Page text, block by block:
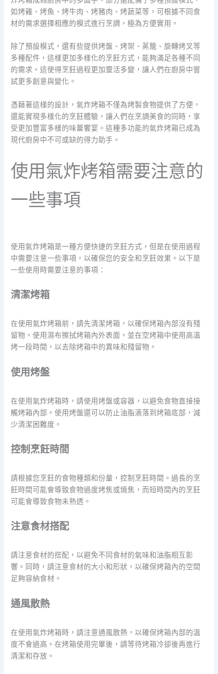
如烤雞、烤魚、烤牛肉、烤豬肉、烤蔬菜等，可根據不同食
材的需求選擇相應的模式進行烹調，極為方便實用。
除了預設模式，還有些提供烤盤、烤架、蒸籠、旋轉烤叉等
多種配件，這樣更加多樣化的烹飪方式，能夠滿足各種不同
的需求。這使得烹飪過程更加靈活多變，讓人們在廚房中嘗
試更多創意與變化。
憑藉著這樣的設計，氣炸烤箱不僅為烤製食物提供了方便，
還能實現多樣化的烹飪體驗，讓人們在烹調美食的同時，享
受更加豐富多樣的味蕾饗宴。這種多功能的氣炸烤箱已成為
現代廚房中不可或缺的得力助手。
使用氣炸烤箱需要注意的
一些事項
使用氣炸烤箱是一種方便快捷的烹飪方式，但是在使用過程
中需要注意一些事項，以確保您的安全和烹飪效果。以下是
一些使用時需要注意的事項：
清潔烤箱
在使用氣炸烤箱前，請先清潔烤箱，以確保烤箱內部沒有殘
留物。使用濕布擦拭烤箱內外表面，並在空烤箱中使用高溫
烤一段時間，以去除烤箱中的異味和殘留物。
使用烤盤
在使用氣炸烤箱時，請使用烤盤或容器，以避免食物直接接
觸烤箱內部。使用烤盤還可以防止油脂滴落到烤箱底部，減
少清潔困難度。
控制烹飪時間
請根據您烹飪的食物種類和份量，控制烹飪時間。過長的烹
飪時間可能會導致食物過度烤焦或燒焦，而短時間內的烹飪
可能會導致食物未熟透。
注意食材搭配
請注意食材的搭配，以避免不同食材的氣味和油脂相互影
響。同時，請注意食材的大小和形狀，以確保烤箱內的空間
足夠容納食材。
通風散熱
在使用氣炸烤箱時，請注意通風散熱，以確保烤箱內部的溫
度不會過高。在烤箱使用完畢後，請等待烤箱冷卻後再進行
清潔和存放。